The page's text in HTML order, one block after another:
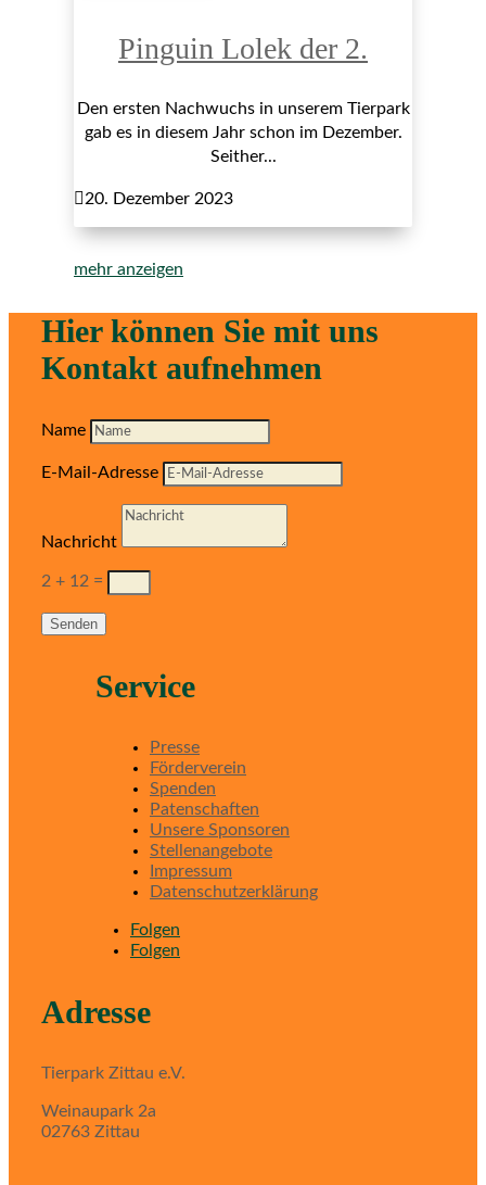
Pinguin Lolek der 2.
Den ersten Nachwuchs in unserem Tierpark
gab es in diesem Jahr schon im Dezember.
Seither...
20. Dezember 2023
mehr anzeigen
Hier können Sie mit uns
Kontakt aufnehmen
Name
E-Mail-Adresse
Nachricht
2 + 12 =
Senden
Service
Presse
Förderverein
Spenden
Patenschaften
Unsere Sponsoren
Stellenangebote
Impressum
Datenschutzerklärung
Folgen
Folgen
Adresse
Tierpark Zittau e.V.
Weinaupark 2a
02763 Zittau